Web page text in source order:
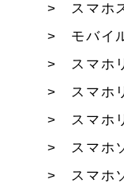
スマホ
モバイ
スマホ
スマホ
スマホ
スマホ
スマホ